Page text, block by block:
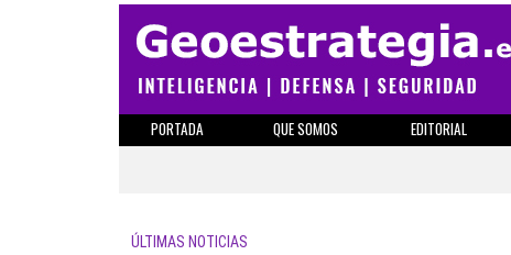
PORTADA QUE SOMOS EDITORIAL
ÚLTIMAS NOTICIAS